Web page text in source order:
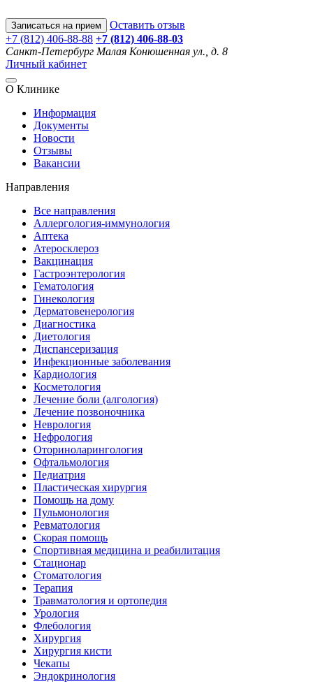
Записаться на прием
Оставить отзыв
+7 (812) 406-88-88 +7 (812) 406-88-03
Санкт-Петербург Малая Конюшенная ул., д. 8
Личный кабинет
О Клинике
Информация
Документы
Новости
Отзывы
Вакансии
Направления
Все направления
Аллергология-иммунология
Аптека
Атеросклероз
Вакцинация
Гастроэнтерология
Гематология
Гинекология
Дерматовенерология
Диагностика
Диетология
Диспансеризация
Инфекционные заболевания
Кардиология
Косметология
Лечение боли (алгология)
Лечение позвоночника
Неврология
Нефрология
Оториноларингология
Офтальмология
Педиатрия
Пластическая хирургия
Помощь на дому
Пульмонология
Ревматология
Скорая помощь
Спортивная медицина и реабилитация
Стационар
Стоматология
Терапия
Травматология и ортопедия
Урология
Флебология
Хирургия
Хирургия кисти
Чекапы
Эндокринология